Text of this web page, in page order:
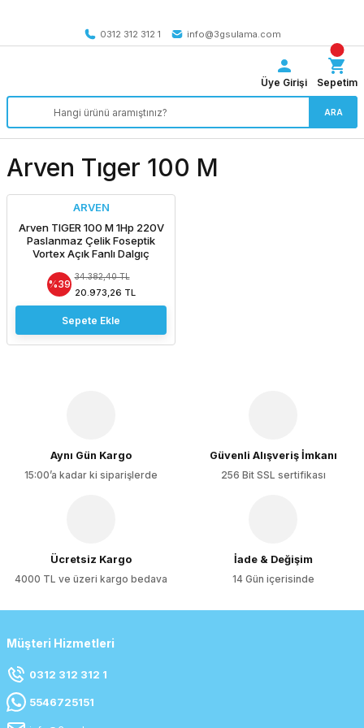
0312 312 312 1
info@3gsulama.com
ARA
Üye Girişi Sepetim
Arven Tıger 100 M
ARVEN
Arven TIGER 100 M 1Hp 220V
Paslanmaz Çelik Foseptik
Vortex Açık Fanlı Dalgıç
%39
34.382,40 TL
20.973,26 TL
Sepete Ekle
Aynı Gün Kargo
15:00’a kadar ki siparişlerde
Güvenli Alışveriş İmkanı
256 Bit SSL sertifikası
Ücretsiz Kargo
4000 TL ve üzeri kargo bedava
İade & Değişim
14 Gün içerisinde
Müşteri Hizmetleri
0312 312 312 1
5546725151